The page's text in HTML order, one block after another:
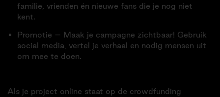
familie, vrienden én nieuwe fans die je nog niet
kent.
Promotie – Maak je campagne zichtbaar! Gebruik
social media, vertel je verhaal en nodig mensen uit
om mee te doen.
Als je project online staat op de crowdfunding